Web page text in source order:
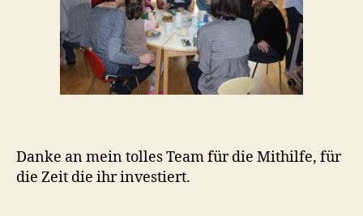
Danke an mein tolles Team für die Mithilfe, für
die Zeit die ihr investiert.